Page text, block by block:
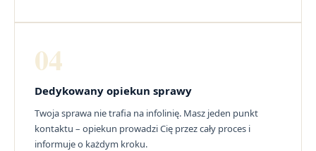
04
Dedykowany opiekun sprawy
Twoja sprawa nie trafia na infolinię. Masz jeden punkt
kontaktu – opiekun prowadzi Cię przez cały proces i
informuje o każdym kroku.